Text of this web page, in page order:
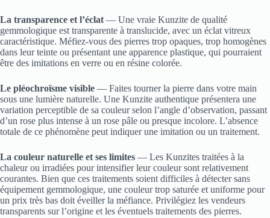
La transparence et l’éclat — Une vraie Kunzite de qualité
gemmologique est transparente à translucide, avec un éclat vitreux
caractéristique. Méfiez-vous des pierres trop opaques, trop homogènes
dans leur teinte ou présentant une apparence plastique, qui pourraient
être des imitations en verre ou en résine colorée.
Le pléochroïsme visible — Faites tourner la pierre dans votre main
sous une lumière naturelle. Une Kunzite authentique présentera une
variation perceptible de sa couleur selon l’angle d’observation, passant
d’un rose plus intense à un rose pâle ou presque incolore. L’absence
totale de ce phénomène peut indiquer une imitation ou un traitement.
La couleur naturelle et ses limites — Les Kunzites traitées à la
chaleur ou irradiées pour intensifier leur couleur sont relativement
courantes. Bien que ces traitements soient difficiles à détecter sans
équipement gemmologique, une couleur trop saturée et uniforme pour
un prix très bas doit éveiller la méfiance. Privilégiez les vendeurs
transparents sur l’origine et les éventuels traitements des pierres.